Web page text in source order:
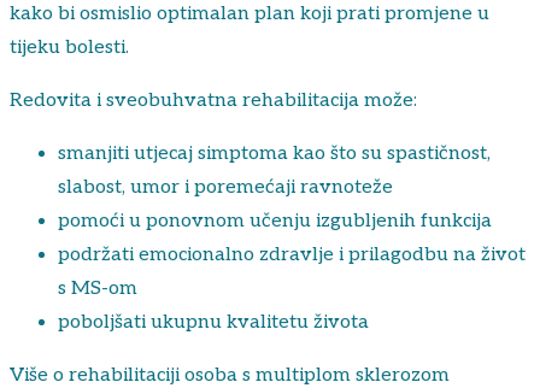
kako bi osmislio optimalan plan koji prati promjene u
tijeku bolesti.
Redovita i sveobuhvatna rehabilitacija može:
smanjiti utjecaj simptoma kao što su spastičnost,
slabost, umor i poremećaji ravnoteže
pomoći u ponovnom učenju izgubljenih funkcija
podržati emocionalno zdravlje i prilagodbu na život
s MS-om
poboljšati ukupnu kvalitetu života
Više o rehabilitaciji osoba s multiplom sklerozom